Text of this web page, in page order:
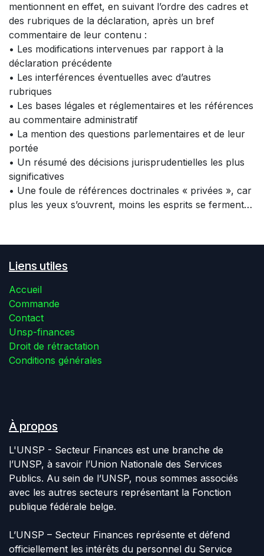
mentionnent en effet, en suivant l’ordre des cadres et
des rubriques de la déclaration, après un bref
commentaire de leur contenu :
• Les modifications intervenues par rapport à la
déclaration précédente
• Les interférences éventuelles avec d’autres
rubriques
• Les bases légales et réglementaires et les références
au commentaire administratif
• La mention des questions parlementaires et de leur
portée
• Un résumé des décisions jurisprudentielles les plus
significatives
• Une foule de références doctrinales « privées », car
plus les yeux s’ouvrent, moins les esprits se ferment…
Liens utiles
Accueil
Commande
Contact
Unsp-finances
Droit de rétractation
Conditions générales
À propos
L'UNSP - Secteur Finances est une branche de
l’UNSP, à savoir l’Union Nationale des Services
Publics. Au sein de l’UNSP, nous sommes associés
avec les autres secteurs représentant la Fonction
publique fédérale belge.
L’UNSP – Secteur Finances représente et défend
officiellement les intérêts du personnel du Service